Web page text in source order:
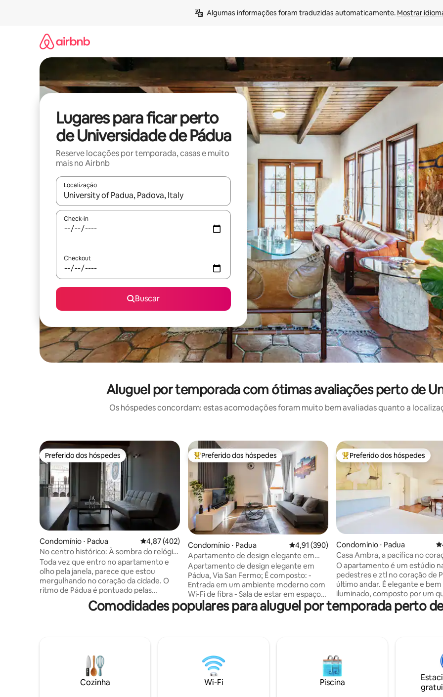
Algumas informações foram traduzidas automaticamente. Mostrar
Lugares para ficar perto
de Universidade de Pádua
Reserve locações por temporada, casas e muito
mais no Airbnb
Localização
Quando os resultados estiverem disponíveis, explore-os usando as seta para cima e para baixo do teclado ou tocando
Check-in
Checkout
Buscar
Aluguel por temporada com ótimas avaliações perto de
Os hóspedes concordam: estas acomodações foram muito bem avaliadas quanto a
Preferido dos hóspedes
Preferido dos hóspedes
Condomínio ⋅ Padua 4,87 de uma avaliação média de 5, 402 avaliações
4,87 (402)
No centro histórico: À sombra do relógio,
Wi-Fi
Toda vez que entro no apartamento e
olho pela janela, parece que estou
mergulhando no coração da cidade. O
ritmo de Pádua é pontuado pelas
barracas, pelas mesas dos bares, pelo
burburinho daqueles que correm para o
quanto para a Via Dante. Um elevador,
um luxo para o centro da cidade, irá levá-
lo ao terceiro andar do edifício histórico,
de onde você poderá desfrutar de uma
Entre os melhores preferidos dos hóspedes
Preferido dos hóspedes
Condomínio ⋅ Padua 4,91 de uma avaliação média de 5, 390
4,91 (390)
Apartamento de design elegante em
Pádua
Apartamento de design elegante em
Pádua, Via San Fermo; É composto: -
Entrada em um ambiente moderno com
Wi-Fi de fibra - Sala de estar em espaço
aberto com sofá-cama, TV e ar
condicionado -Cozinha moderna com
apartamento é muito conveniente para
transportes públicos A apenas alguns
metros de distância fica Piazzale
Garibaldi com muitas linhas de ônibus, ou
Entre os melhores preferidos
Preferido dos hóspedes
Condomínio ⋅ Padua
Casa Ambra, a pacífica no
cidade
O apartamento é um estúdio
pedestres e ztl no coração de
último andar. É elegante e bem
iluminado, composto por um
cama Super King Size, uma
compacta totalmente
chuveiro. Possui ar-
grátis, TV e roupa de cama
chaves, bem como todas as
sobre a cidade e os eventos,
inglês e francês, serão
Comodidades populares para aluguel por temporada perto
Cozinha Wi-Fi Piscina